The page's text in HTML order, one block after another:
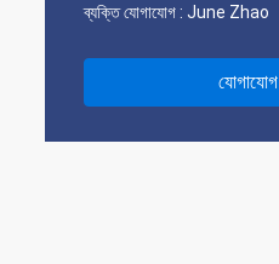
ব্যক্তি যোগাযোগ : June Zhao
যোগাযোগ